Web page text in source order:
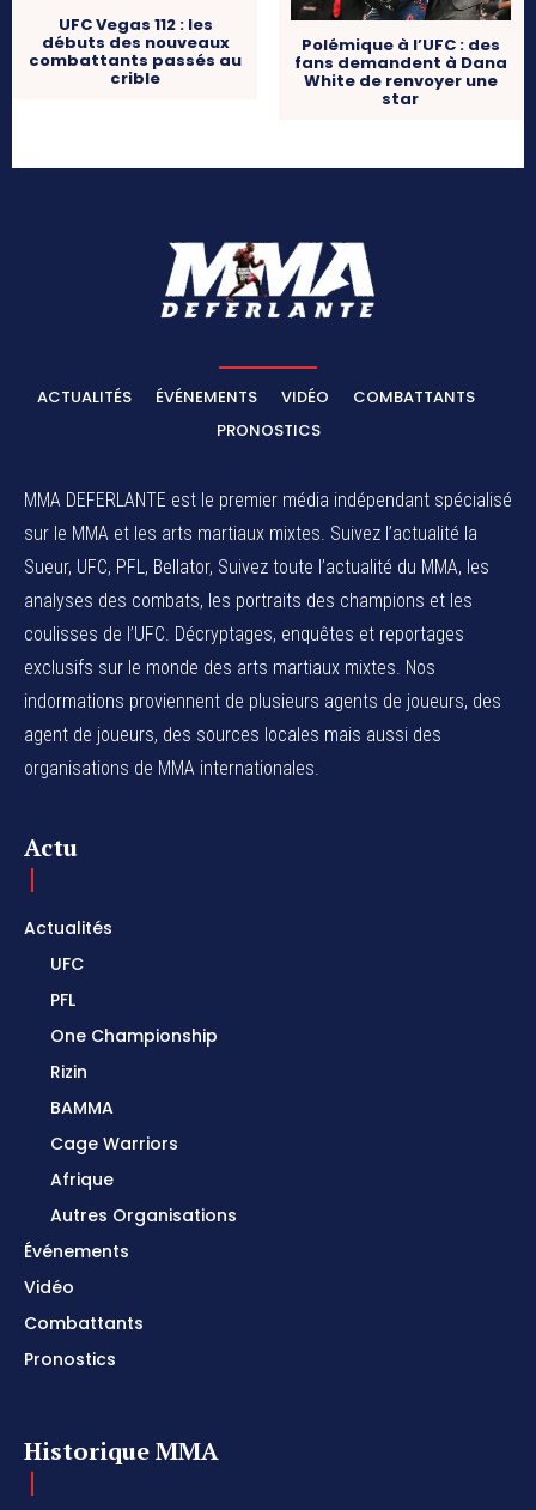
UFC Vegas 112 : les
débuts des nouveaux
combattants passés au
crible
Polémique à l’UFC : des
fans demandent à Dana
White de renvoyer une
star
ACTUALITÉS ÉVÉNEMENTS VIDÉO
COMBATTANTS
PRONOSTICS
MMA DEFERLANTE est le premier média indépendant spécialisé
sur le MMA et les arts martiaux mixtes. Suivez l’actualité la
Sueur, UFC, PFL, Bellator, Suivez toute l’actualité du MMA, les
analyses des combats, les portraits des champions et les
coulisses de l’UFC. Décryptages, enquêtes et reportages
exclusifs sur le monde des arts martiaux mixtes. Nos
indormations proviennent de plusieurs agents de joueurs, des
agent de joueurs, des sources locales mais aussi des
organisations de MMA internationales.
Actu
Actualités
UFC
PFL
One Championship
Rizin
BAMMA
Cage Warriors
Afrique
Autres Organisations
Événements
Vidéo
Combattants
Pronostics
Historique MMA